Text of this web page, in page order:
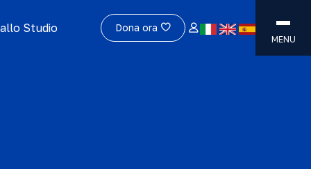
Studio Dona ora
MENU